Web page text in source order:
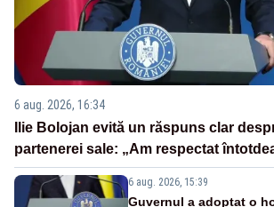
6 aug. 2026, 16:34
Ilie Bolojan evită un răspuns clar
partenerei sale: „Am respectat
6 aug. 2026, 15:39
Guvernul a adoptat o